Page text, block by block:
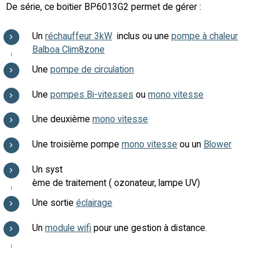
De série, ce boitier BP6013G2 permet de gérer :
Un réchauffeur 3kW inclus ou une pompe à chaleur
Balboa Clim8zone
Une pompe de circulation
Une pompes Bi-vitesses ou mono vitesse
Une deuxième mono vitesse
Une troisième pompe mono vitesse ou un Blower
Un syst
ème de traitement ( ozonateur, lampe UV)
Une sortie éclairage
Un module wifi pour une gestion à distance.